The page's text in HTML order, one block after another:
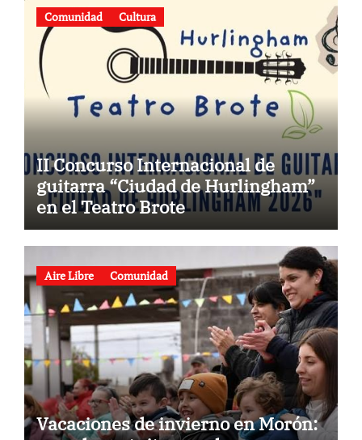
Comunidad Cultura
II Concurso Internacional de
guitarra “Ciudad de Hurlingham”
en el Teatro Brote
Aire Libre Comunidad
Vacaciones de invierno en Morón: